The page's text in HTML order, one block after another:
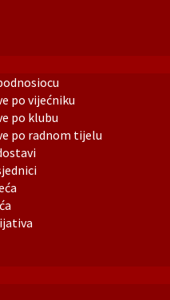
po vijećniku
po klubu
po radnom tijelu